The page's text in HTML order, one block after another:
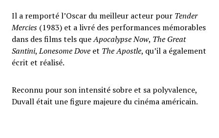
Il a remporté l’Oscar du meilleur acteur pour Tender
Mercies (1983) et a livré des performances mémorables
dans des films tels queApocalypse Now, The Great
Santini,Lonesome Dove et The Apostle, qu’il a également
écrit et réalisé.
Reconnu pour son intensité sobre et sa polyvalence,
Duvall était une figure majeure du cinéma américain.